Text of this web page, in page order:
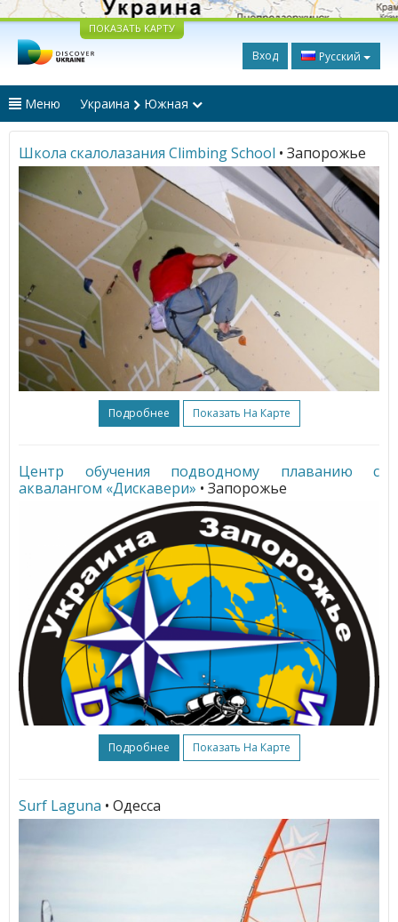
ПОКАЗАТЬ КАРТУ
Вход Русский
Меню Украина Южная
Школа скалолазания Climbing School • Запорожье
Подробнее Показать На Карте
Центр обучения подводному плаванию с
аквалангом «Дискавери» • Запорожье
Подробнее Показать На Карте
Surf Laguna • Одесса